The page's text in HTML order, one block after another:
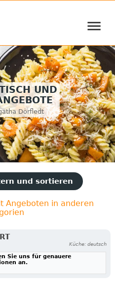
≡
UND
Dörfledt
und sortieren
Angeboten in anderen
Küche: deutsch
Sie uns für genauere
an.